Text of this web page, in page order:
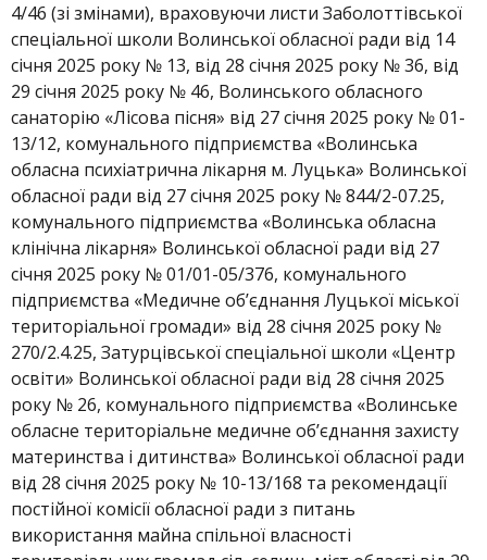
4/46 (зі змінами), враховуючи листи Заболоттівської
спеціальної школи Волинської обласної ради від 14
січня 2025 року № 13, від 28 січня 2025 року № 36, від
29 січня 2025 року № 46, Волинського обласного
санаторію «Лісова пісня» від 27 січня 2025 року № 01-
13/12, комунального підприємства «Волинська
обласна психіатрична лікарня м. Луцька» Волинської
обласної ради від 27 січня 2025 року № 844/2-07.25,
комунального підприємства «Волинська обласна
клінічна лікарня» Волинської обласної ради від 27
січня 2025 року № 01/01-05/376, комунального
підприємства «Медичне об’єднання Луцької міської
територіальної громади» від 28 січня 2025 року №
270/2.4.25, Затурцівської спеціальної школи «Центр
освіти» Волинської обласної ради від 28 січня 2025
року № 26, комунального підприємства «Волинське
обласне територіальне медичне об’єднання захисту
материнства і дитинства» Волинської обласної ради
від 28 січня 2025 року № 10-13/168 та рекомендації
постійної комісії обласної ради з питань
використання майна спільної власності